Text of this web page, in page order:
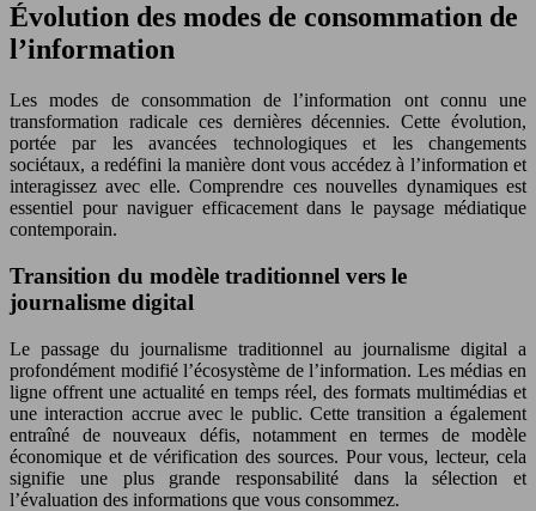
Évolution des modes de consommation de
l’information
Les modes de consommation de l’information ont connu une
transformation radicale ces dernières décennies. Cette évolution,
portée par les avancées technologiques et les changements
sociétaux, a redéfini la manière dont vous accédez à l’information et
interagissez avec elle. Comprendre ces nouvelles dynamiques est
essentiel pour naviguer efficacement dans le paysage médiatique
contemporain.
Transition du modèle traditionnel vers le
journalisme digital
Le passage du journalisme traditionnel au journalisme digital a
profondément modifié l’écosystème de l’information. Les médias en
ligne offrent une actualité en temps réel, des formats multimédias et
une interaction accrue avec le public. Cette transition a également
entraîné de nouveaux défis, notamment en termes de modèle
économique et de vérification des sources. Pour vous, lecteur, cela
signifie une plus grande responsabilité dans la sélection et
l’évaluation des informations que vous consommez.